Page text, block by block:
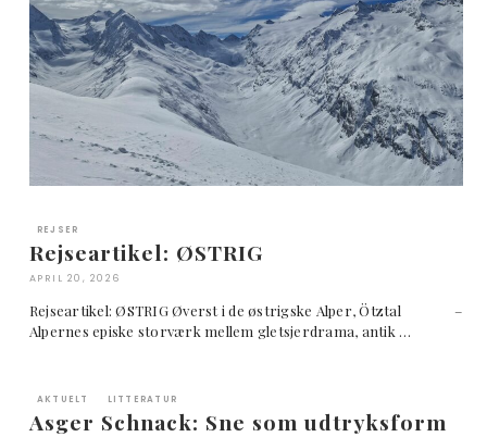
REJSER
Rejseartikel: ØSTRIG
APRIL 20, 2026
Rejseartikel: ØSTRIG Øverst i de østrigske Alper, Ötztal –
Alpernes episke storværk mellem gletsjerdrama, antik …
AKTUELT LITTERATUR
Asger Schnack: Sne som udtryksform